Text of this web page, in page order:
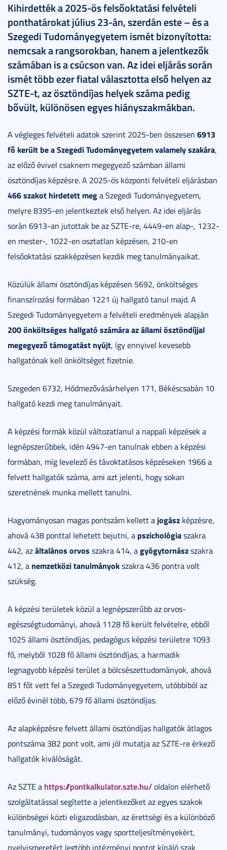
Kihirdették a 2025-ös felsőoktatási felvételi
ponthatárokat július 23-án, szerdán este – és a
Szegedi Tudományegyetem ismét bizonyította:
nemcsak a rangsorokban, hanem a jelentkezők
számában is a csúcson van. Az idei eljárás során
ismét több ezer fiatal választotta első helyen az
SZTE-t, az ösztöndíjas helyek száma pedig
bővült, különösen egyes hiányszakmákban.
A végleges felvételi adatok szerint 2025-ben összesen 6913
fő került be a Szegedi Tudományegyetem valamely szakára,
az előző évivel csaknem megegyező számban állami
ösztöndíjas képzésre. A 2025-ös központi felvételi eljárásban
466 szakot hirdetett mega Szegedi Tudományegyetem,
melyre 8395-en jelentkeztek első helyen. Az idei eljárás
során 6913-an jutottak be az SZTE-re, 4449-en alap-, 1232-
en mester-, 1022-en osztatlan képzésen, 210-en
felsőoktatási szakképzésen kezdik meg tanulmányaikat.
Közülük állami ösztöndíjas képzésen 5692, önköltséges
finanszírozási formában 1221 új hallgató tanul majd. A
Szegedi Tudományegyetem a felvételi eredmények alapján
200 önköltséges hallgató számára az állami ösztöndíjjal
megegyező támogatást nyújt, így ennyivel kevesebb
hallgatónak kell önköltséget fizetnie.
Szegeden 6732, Hódmezővásárhelyen 171, Békéscsabán 10
hallgató kezdi meg tanulmányait.
A képzési formák közül változatlanul a nappali képzések a
legnépszerűbbek, idén 4947-en tanulnak ebben a képzési
formában, míg levelező és távoktatásos képzéseken 1966 a
felvett hallgatók száma, ami azt jelenti, hogy sokan
szeretnének munka mellett tanulni.
Hagyományosan magas pontszám kellett a jogász képzésre,
ahová 438 ponttal lehetett bejutni, a pszichológiaszakra
442, azáltalános orvos szakra 414, agyógytornászszakra
412, a nemzetközi tanulmányokszakra 436 pontra volt
szükség.
A képzési területek közül a legnépszerűbb az orvos-
egészségtudományi, ahová 1128 fő került felvételre, ebből
1025 állami ösztöndíjas, pedagógus képzési területre 1093
fő, melyből 1028 fő állami ösztöndíjas, a harmadik
legnagyobb képzési terület a bölcsészettudományok, ahová
851 főt vett fel a Szegedi Tudományegyetem, utóbbiból az
előző évinél több, 679 fő állami ösztöndíjas.
Az alapképzésre felvett állami ösztöndíjas hallgatók átlagos
pontszáma 382 pont volt, ami jól mutatja az SZTE-re érkező
hallgatók kiválóságát.
Az SZTE a https://pontkalkulator.szte.hu/oldalon elérhető
szolgáltatással segítette a jelentkezőket az egyes szakok
különbségei közti eligazodásban, az érettségi és a különböző
tanulmányi, tudományos vagy sportteljesítményekért,
nyelvismeretért legtöbb intézményi pontot kínáló szak